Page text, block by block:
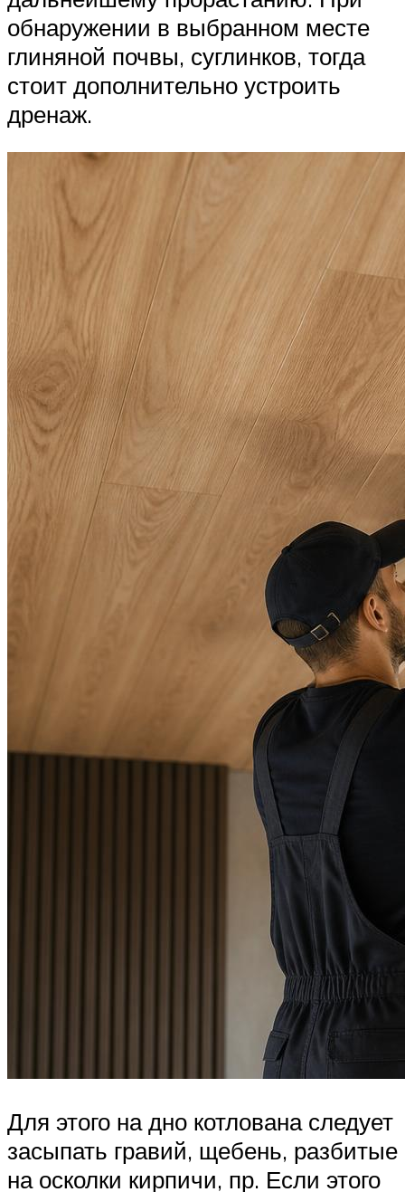
обнаружении в выбранном месте
глиняной почвы, суглинков, тогда
стоит дополнительно устроить
дренаж.
Для этого на дно котлована следует
засыпать гравий, щебень, разбитые
на осколки кирпичи, пр. Если этого